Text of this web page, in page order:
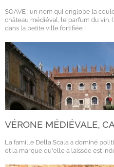
SOAVE : un nom qui englobe la
château médiéval, le parfum du
dans la petite ville fortifiée !
VÉRONE MÉDIÉVALE,
La famille Della Scala a dominé
et la marque qu'elle a laissée est